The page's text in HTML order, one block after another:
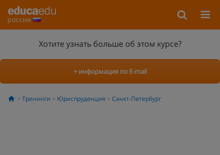
россия
Хотите узнать больше об этом курсе?
+ информация по E-mail
Тренинги Юриспруденция Санкт-Петербург